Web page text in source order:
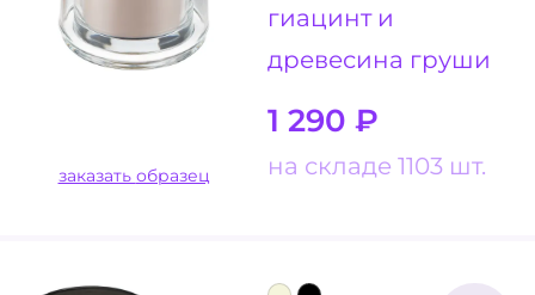
гиацинт и
древесина груши
1 290 ₽
на складе 1103 шт.
заказать образец